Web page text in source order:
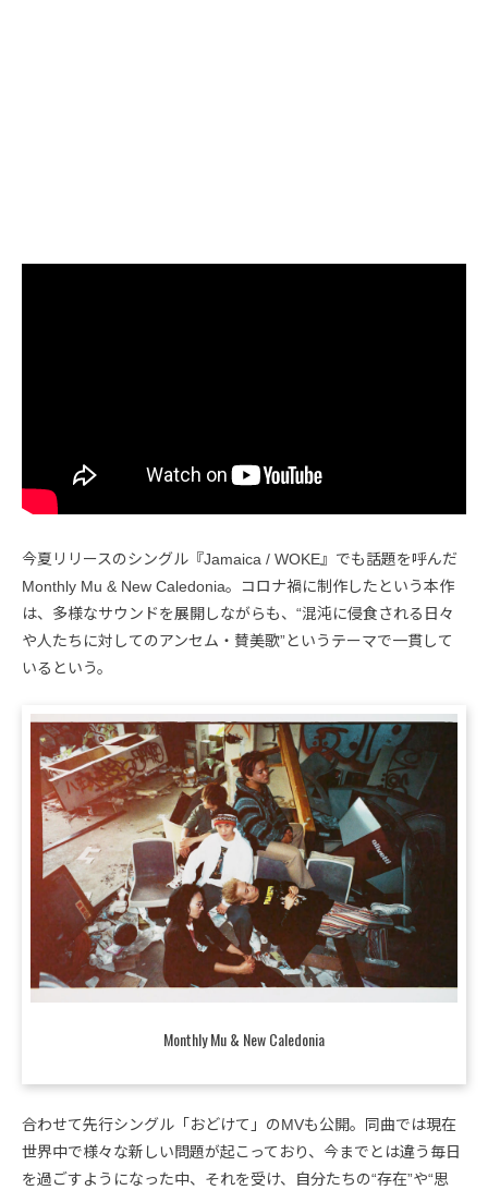
今夏リリースのシングル『Jamaica / WOKE』でも話題を呼んだ
Monthly Mu & New Caledonia。コロナ禍に制作したという本作
は、多様なサウンドを展開しながらも、“混沌に侵食される日々
や人たちに対してのアンセム・賛美歌”というテーマで一貫して
いるという。
Monthly Mu & New Caledonia
合わせて先行シングル「おどけて」のMVも公開。同曲では現在
世界中で様々な新しい問題が起こっており、今までとは違う毎日
を過ごすようになった中、それを受け、自分たちの“存在”や“思